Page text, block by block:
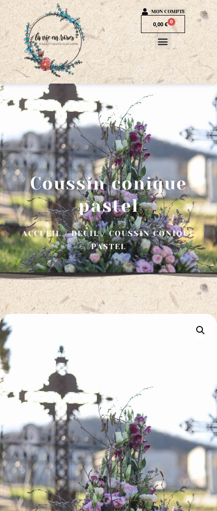
MON COMPTE
0,00 € 0
Coussin conique
pastel
ACCUEIL/DEUIL/ COUSSIN CONIQUE
PASTEL